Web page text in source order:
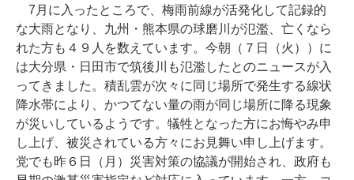
ス
キ
ッ
プ
7月に入ったところで、梅雨前線が活発化して記録的
な大雨となり、九州・熊本県の球磨川が氾濫、亡くなら
れた方も４９人を数えています。今朝（７日（火））に
は大分県・日田市で筑後川も氾濫したとのニュースが入
ってきました。積乱雲が次々に同じ場所で発生する線状
降水帯により、かつてない量の雨が同じ場所に降る現象
が災いしているようです。犠牲となった方にお悔やみ申
し上げ、被災されている方々にお見舞い申し上げます。
党でも昨６日（月）災害対策の協議が開始され、政府も